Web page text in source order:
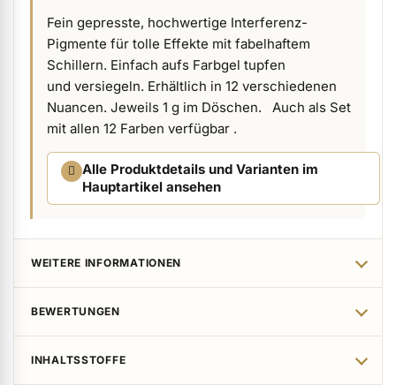
Verpackungen & Verkaufshilfen anzeigen
Kundenpräsente anzeigen
Fein gepresste, hochwertige Interferenz-
Pigmente für tolle Effekte mit fabelhaftem
Schillern. Einfach aufs Farbgel tupfen
und versiegeln. Erhältlich in 12 verschiedenen
Nuancen. Jeweils 1 g im Döschen. Auch als Set
mit allen 12 Farben verfügbar .
Alle Produktdetails und Varianten im
Hauptartikel ansehen
WEITERE INFORMATIONEN
BEWERTUNGEN
INHALTSSTOFFE